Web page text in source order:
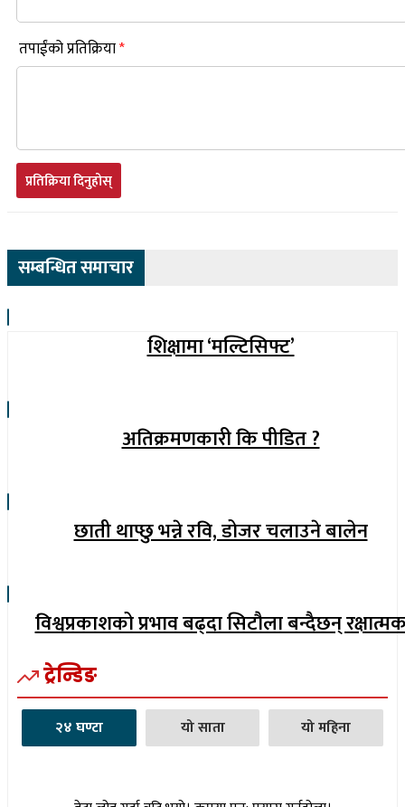
तपाईंको प्रतिक्रिया*
प्रतिक्रिया दिनुहोस्
सम्बन्धित समाचार
शिक्षामा ‘मल्टिसिफ्ट’
अतिक्रमणकारी कि पीडित ?
छाती थाप्छु भन्ने रवि, डोजर चलाउने बालेन
विश्वप्रकाशको प्रभाव बढ्दा सिटौला बन्दैछन्
ट्रेन्डिङ
२४ घण्टा यो साता यो महिना